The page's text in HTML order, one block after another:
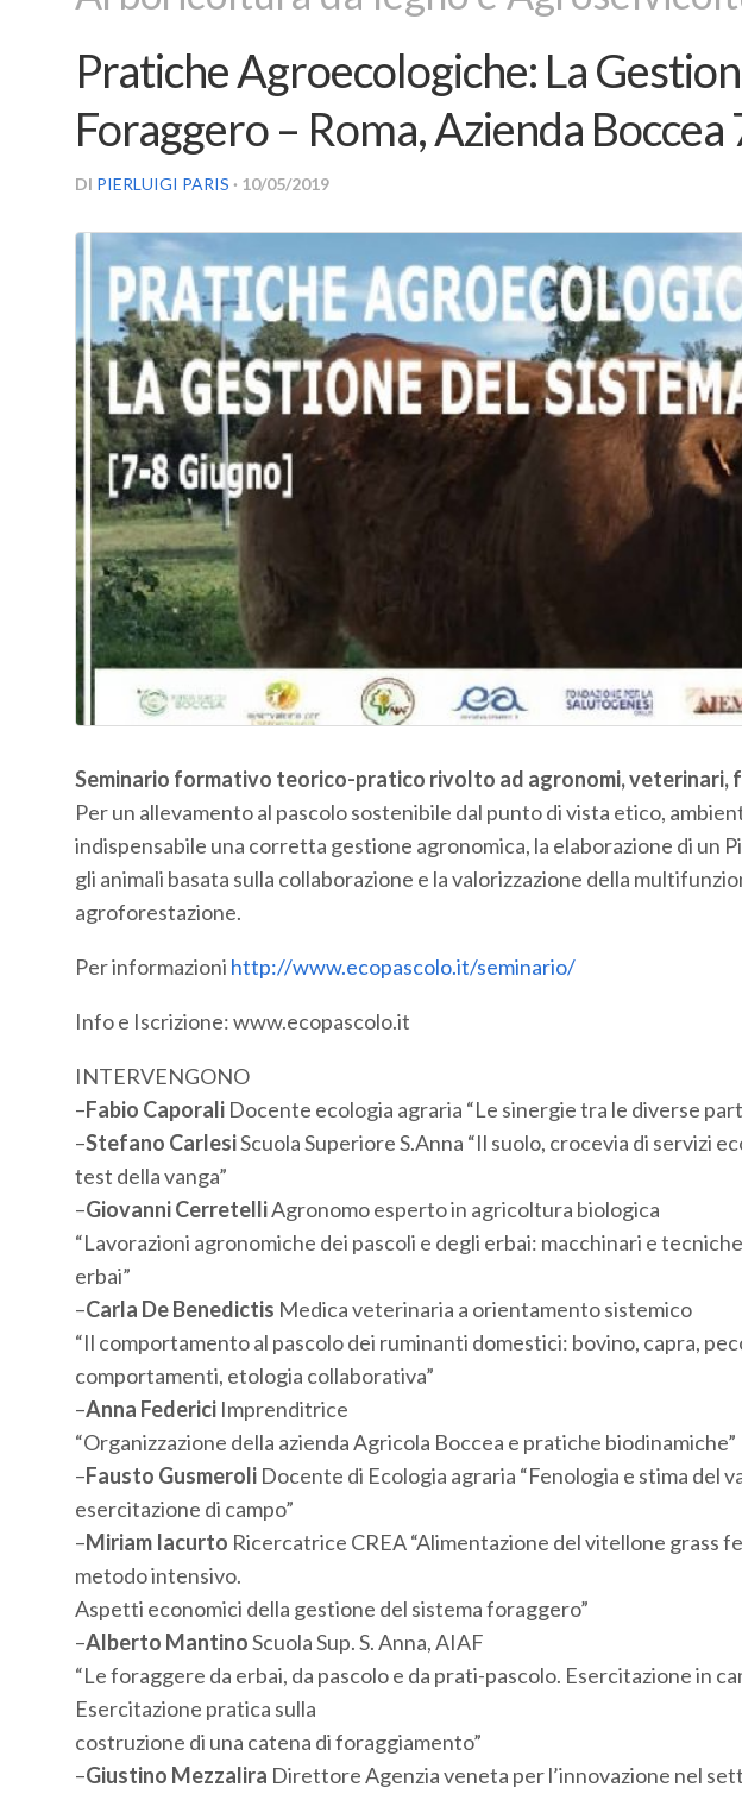
Pratiche Agroecologiche: La
Foraggero – Roma, Azienda
DI PIERLUIGI PARIS · 10/05/2019
Seminario formativo teorico-pratico rivolto ad agronomi,
Per un allevamento al pascolo sostenibile dal punto di vista etico,
indispensabile una corretta gestione agronomica, la elaborazione di un
gli animali basata sulla collaborazione e la valorizzazione della
agroforestazione.
Per informazioni http://www.ecopascolo.it/seminario/
Info e Iscrizione: www.ecopascolo.it
INTERVENGONO
–Fabio CaporaliDocente ecologia agraria “Le sinergie tra le diverse
–Stefano CarlesiScuola Superiore S.Anna “Il suolo, crocevia di servizi
test della vanga”
–Giovanni CerretelliAgronomo esperto in agricoltura biologica
“Lavorazioni agronomiche dei pascoli e degli erbai: macchinari e
erbai”
–Carla De Benedictis Medica veterinaria a orientamento sistemico
“Il comportamento al pascolo dei ruminanti domestici: bovino, capra,
comportamenti, etologia collaborativa”
–Anna FedericiImprenditrice
“Organizzazione della azienda Agricola Boccea e pratiche biodinamiche”
–Fausto GusmeroliDocente di Ecologia agraria “Fenologia e stima del
esercitazione di campo”
–Miriam Iacurto Ricercatrice CREA “Alimentazione del vitellone grass
metodo intensivo.
Aspetti economici della gestione del sistema foraggero”
–Alberto MantinoScuola Sup. S. Anna, AIAF
“Le foraggere da erbai, da pascolo e da prati-pascolo. Esercitazione in
Esercitazione pratica sulla
costruzione di una catena di foraggiamento”
–Giustino Mezzalira Direttore Agenzia veneta per l’innovazione nel